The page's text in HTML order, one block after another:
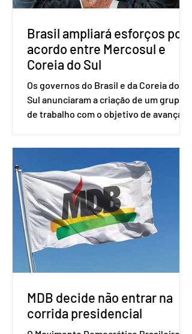
Fundaç
Brasil ampliará esforços por
acordo entre Mercosul e
Coreia do Sul
Os governos do Brasil e da Coreia do
Sul anunciaram a criação de um grupo
de trabalho com o objetivo de avançar
Uruguai, além de outros países
associados. “Decidimos criar um grupo
de trabalho que vai identificar
sensibilidades dos dois lados e evitar
que elas sejam um empecilho para a
retomada das negociações de um
acordo do Mercosul com a Coreia”,
disse o presiden
MDB decide não entrar na
corrida presidencial